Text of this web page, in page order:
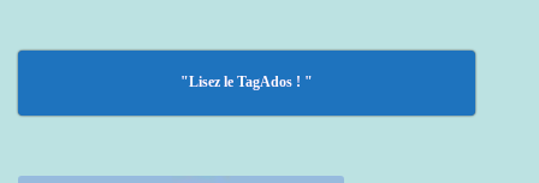
"Lisez le TagAdos ! "